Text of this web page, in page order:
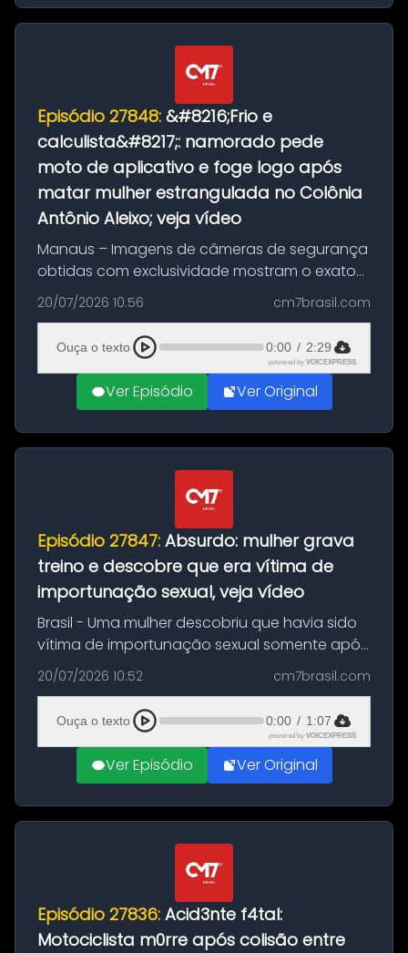
Episódio 27848: &#8216;Frio e
calculista&#8217;: namorado pede
moto de aplicativo e foge logo após
matar mulher estrangulada no Colônia
Antônio Aleixo; veja vídeo
Manaus – Imagens de câmeras de segurança
obtidas com exclusividade mostram o exato
momento da fuga do principal suspeito da
morte de Larissa Araújo, de 28 anos. O crime
ocorreu na noite deste último d...
20/07/2026 10:56 cm7brasil.com
Ouça o texto 0:00 / 2:29
powered by VOICEXPRESS
Ver Episódio Ver Original
Episódio 27847: Absurdo: mulher grava
treino e descobre que era vítima de
importunação sexual, veja vídeo
Brasil - Uma mulher descobriu que havia sido
vítima de importunação sexual somente após
assistir a um vídeo que gravou enquanto
treinava na academia de um condomínio em
Feira de Santana, na Bahia. O c...
20/07/2026 10:52 cm7brasil.com
Ouça o texto 0:00 / 1:07
powered by VOICEXPRESS
Ver Episódio Ver Original
Episódio 27836: Acid3nte f4tal:
Motociclista m0rre após colisão entre